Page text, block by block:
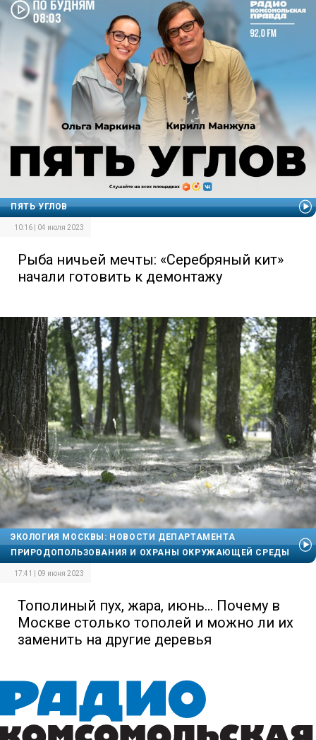
ПЯТЬ УГЛОВ
10:16 | 04 июля 2023
Рыба ничьей мечты: «Серебряный кит»
начали готовить к демонтажу
ЭКОЛОГИЯ МОСКВЫ: НОВОСТИ ДЕПАРТАМЕНТА
ПРИРОДОПОЛЬЗОВАНИЯ И ОХРАНЫ ОКРУЖАЮЩЕЙ СРЕДЫ
17:41 | 09 июня 2023
Тополиный пух, жара, июнь... Почему в
Москве столько тополей и можно ли их
заменить на другие деревья